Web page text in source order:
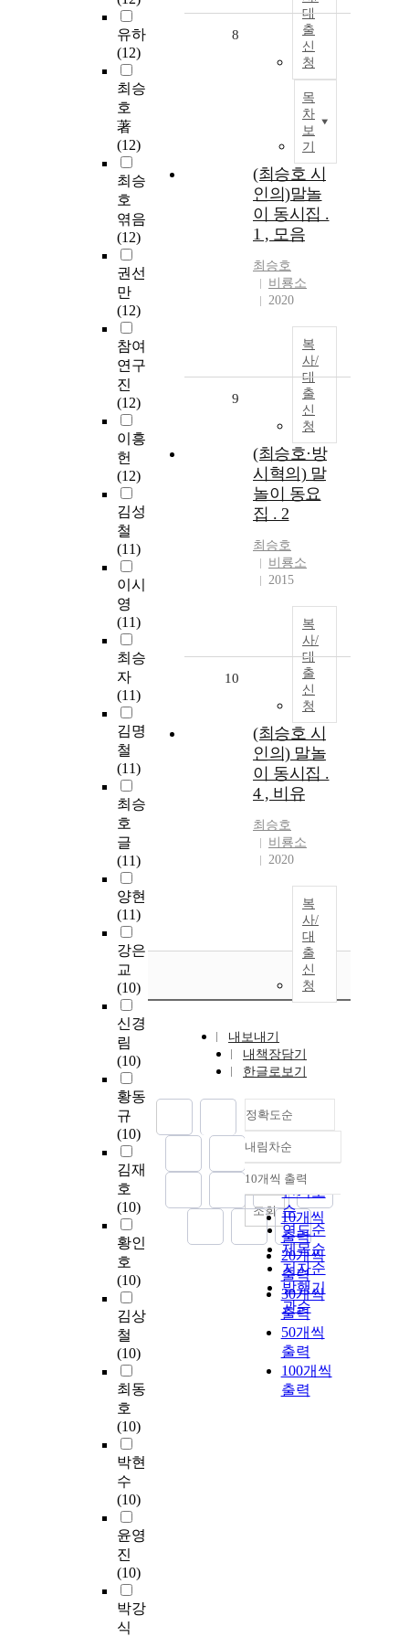
유하
(12)
최승
호
著
(12)
최승
호
엮음
(12)
권선
만
(12)
참여
연구
진
(12)
이흥
헌
(12)
김성
철
(11)
이시
영
(11)
최승
자
(11)
김명
철
(11)
최승
호
글
(11)
양현
(11)
강은
교
(10)
신경
림
(10)
황동
규
(10)
김재
호
(10)
황인
호
(10)
김상
철
(10)
최동
호
(10)
박현
수
(10)
윤영
진
(10)
박강
식
대
출
신
청
목
차
보
기
8
(최승호 시
인의)말놀
이 동시집 .
1 , 모음
최승호
비룡소
2020
복
사/
대
출
신
청
9
(최승호·방
시혁의) 말
놀이 동요
집 . 2
최승호
비룡소
2015
복
사/
대
출
신
청
10
(최승호 시
인의) 말놀
이 동시집 .
4 , 비유
최승호
비룡소
2020
복
사/
대
출
신
청
내보내기
내책장담기
한글로보기
정확도순
정확도
순
인기도
순
연도순
제목순
저자순
발행기
관순
내림차순
내림차순
10개씩 출력
10개씩
출력
20개씩
출력
30개씩
출력
50개씩
출력
100개씩
출력
조회